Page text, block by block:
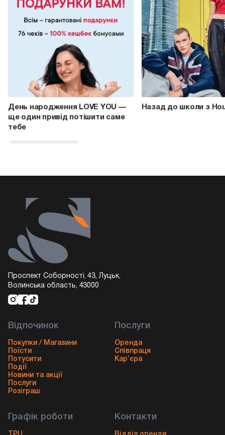
День народження LOVE YOU —
ще один привід потішити саме
тебе
Назад до школи з
Проспект Соборності, 43, Луцьк,
Волинська область, 43000
Відпочинок
Покупки / Магазини
Поїсти
Потусити
Події
Новини та акції
Послуги
Розіграш
Послуги
Оренда
Співпраця
Кар’єра
Графік роботи Контакти